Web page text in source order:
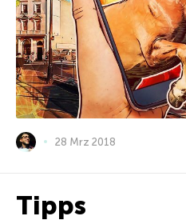
28 Mrz 2018
Tipps